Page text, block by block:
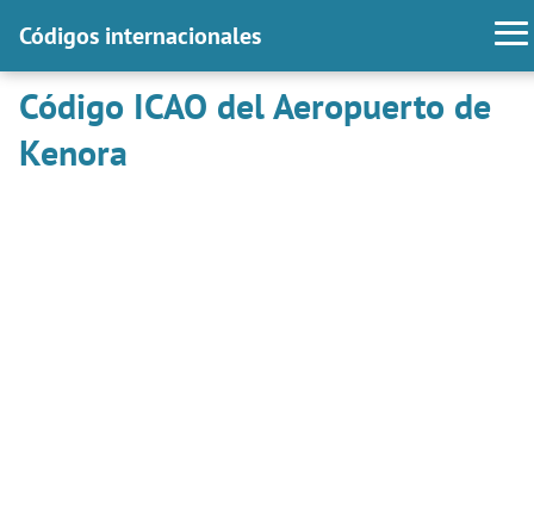
Códigos internacionales
Código ICAO del Aeropuerto de
Kenora